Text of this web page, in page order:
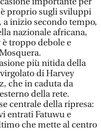
proprio sugli sviluppi
inizio secondo tempo,
nazionale africana,
troppo debole e
più nitida della
di Harvey
che in caduta da
della rete.
centrale della ripresa:
entrati Fatuwu e
che mette al centro